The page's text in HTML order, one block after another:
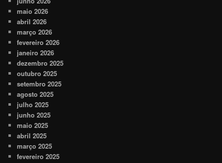
maio 2026
abril 2026
março 2026
fevereiro 2026
janeiro 2026
dezembro 2025
outubro 2025
setembro 2025
agosto 2025
julho 2025
junho 2025
maio 2025
abril 2025
março 2025
fevereiro 2025